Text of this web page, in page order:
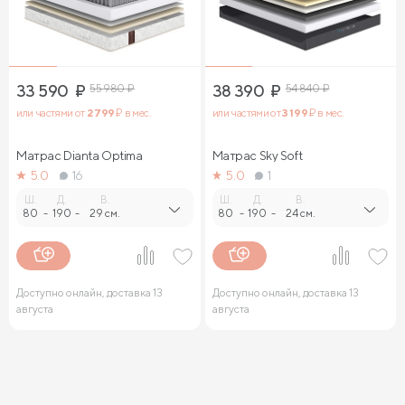
33 590 ₽ 55 980₽
или частями от 2 799₽ в мес.
Матрас Dianta Optima
5.0
16
Ш.
80 -
Д.
190 -
В.
29 см.
Доступно онлайн, доставка 13
августа
38 390 ₽ 54 840₽
или частями от3 199₽ в мес.
Матрас Sky Soft
5.0
1
Ш.
80 -
Д.
190 -
В.
24 см.
Доступно онлайн, доставка 13
августа